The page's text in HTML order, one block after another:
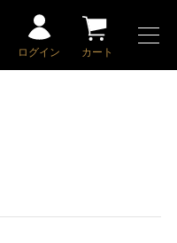
ログイン カート